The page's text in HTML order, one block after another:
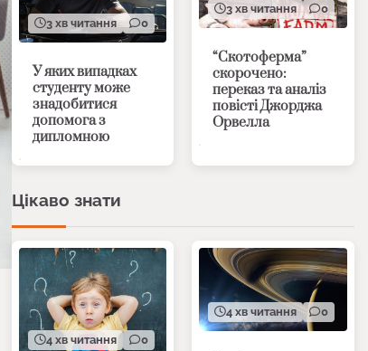
3 хв читання 0
У яких випадках
студенту може
знадобитися
допомога з
дипломною
3 хв читання 0
“Скотоферма”
скорочено:
переказ та аналіз
повісті Джорджа
Орвелла
Цікаво знати
4 хв читання 0
4 хв читання 0